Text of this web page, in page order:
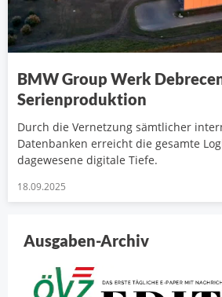
BMW Group Werk
Serienproduktion
Durch die Vernetzung sämtlicher
Datenbanken erreicht die gesamte
dagewesene digitale Tiefe.
18.09.2025
Ausgaben-Archiv